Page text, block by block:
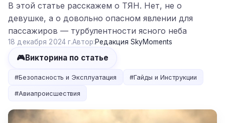
В этой статье расскажем о ТЯН. Нет, не о
девушке, а о довольно опасном явлении для
пассажиров — турбулентности ясного неба
18 декабря 2024 г.Автор:Редакция SkyMoments
🎮Викторина по статье
#Безопасность и Эксплуатация #Гайды и Инструкции
#Авиапроисшествия